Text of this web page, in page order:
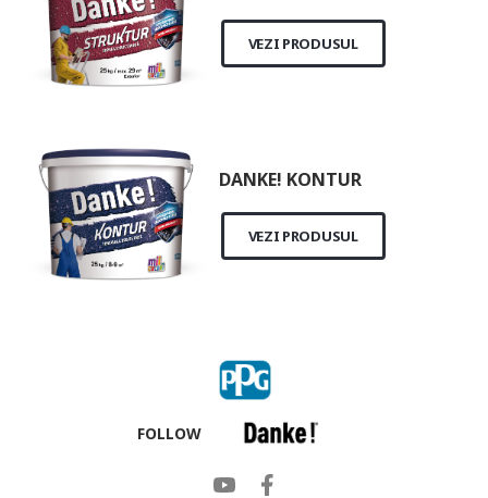
VEZI PRODUSUL
DANKE! KONTUR
VEZI PRODUSUL
FOLLOW